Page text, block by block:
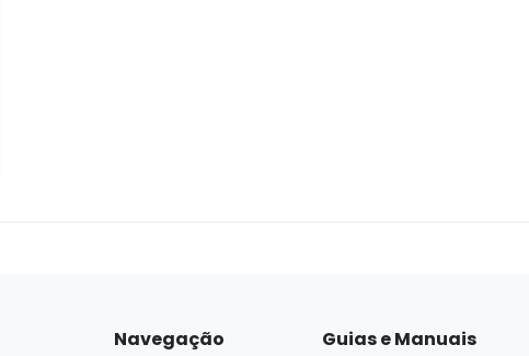
Navegação Guias e Manuais